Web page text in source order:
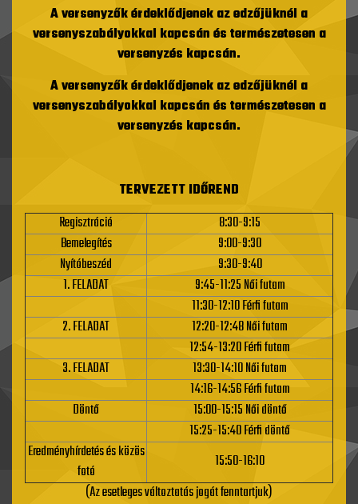
A versenyzők érdeklődjenek az edzőjüknél a
versenyszabályokkal kapcsán és természetesen a
versenyzés kapcsán.
A versenyzők érdeklődjenek az edzőjüknél a
versenyszabályokkal kapcsán és természetesen a
versenyzés kapcsán.
TERVEZETT IDŐREND
Regisztráció
8:30-9:15
Bemelegítés
9:00-9:30
Nyítóbeszéd
9:30-9:40
1. FELADAT
9:45-11:25 Női futam
11:30-12:10 Férfi futam
2. FELADAT
12:20-12:48 Női futam
12:54-13:20 Férfi futam
3. FELADAT
13:30-14:10 Női futam
14:16-14:56 Férfi futam
Döntő
15:00-15:15 Női döntő
15:25-15:40 Férfi döntő
Eredményhírdetés és közös
fotó
15:50-16:10
(Az esetleges változtatás jogát fenntartjuk)